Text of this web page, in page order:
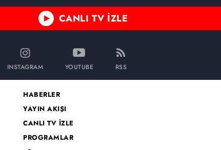
CANLI TV İZLE
INSTAGRAM YOUTUBE RSS
HABERLER
YAYIN AKIŞI
CANLI TV İZLE
PROGRAMLAR